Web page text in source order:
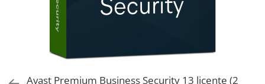
AVAST Driver Updater
AVAST SecureLine VPN
AVAST AntiTrack Premium
Avast Premium Business Security 13 licente (2